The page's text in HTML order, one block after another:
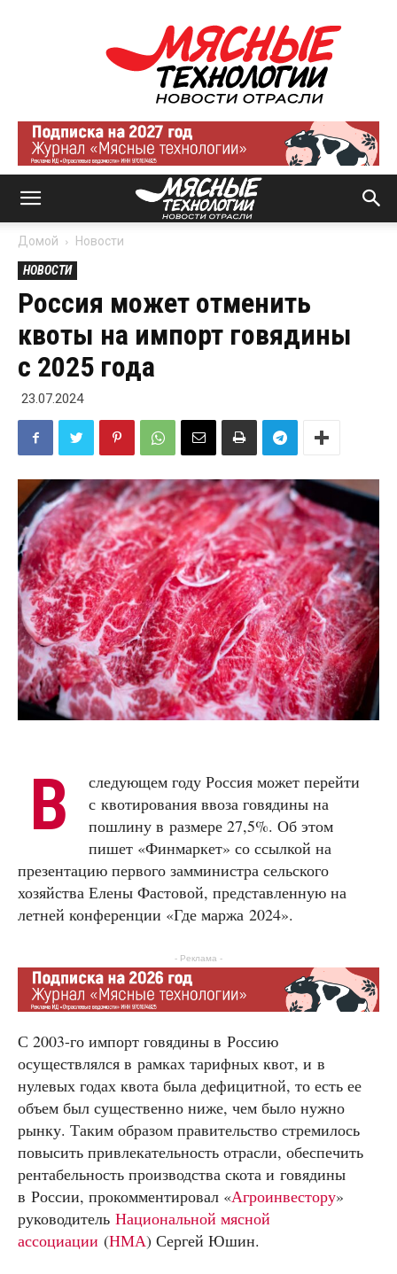
Мясные
технологии
|
Новости
отрасли
Домой Новости
НОВОСТИ
Россия может отменить
квоты на импорт говядины
с 2025 года
23.07.2024
В
следующем году Россия может перейти
с квотирования ввоза говядины на
пошлину в размере 27,5%. Об этом
пишет «Финмаркет» со ссылкой на
презентацию первого замминистра сельского
хозяйства Елены Фастовой, представленную на
летней конференции «Где маржа 2024».
- Реклама -
С 2003-го импорт говядины в Россию
осуществлялся в рамках тарифных квот, и в
нулевых годах квота была дефицитной, то есть ее
объем был существенно ниже, чем было нужно
рынку. Таким образом правительство стремилось
повысить привлекательность отрасли, обеспечить
рентабельность производства скота и говядины
в России, прокомментировал «Агроинвестору»
руководитель Национальной мясной
ассоциации (НМА) Сергей Юшин.